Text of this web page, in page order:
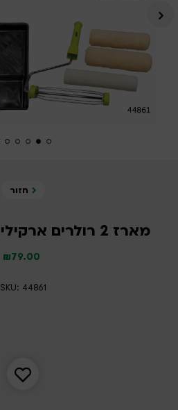
חזור
מארז 2 רולרים ארקילי ושמן ומגש צבע
79.00
₪
SKU: 44861